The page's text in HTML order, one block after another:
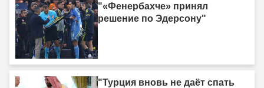
"«Фенербахче» принял
решение по Эдерсону"
"Турция вновь не даёт спать